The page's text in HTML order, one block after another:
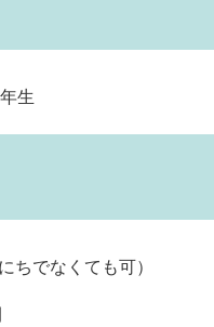
生
でなくても可）